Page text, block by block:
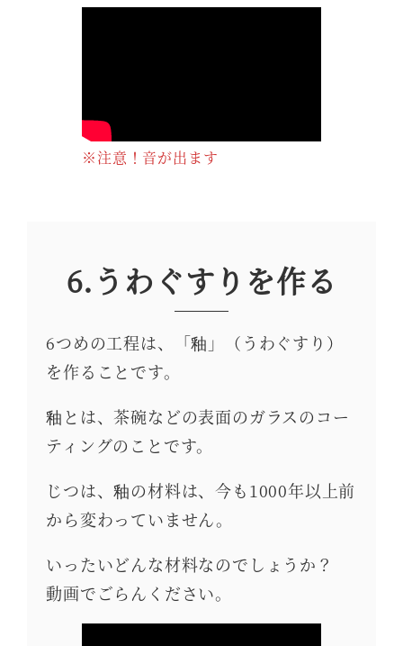
※注意！音が出ます
6.うわぐすりを作る
6つめの工程は、「釉」（うわぐすり）
を作ることです。
釉とは、茶碗などの表面のガラスのコー
ティングのことです。
じつは、釉の材料は、今も1000年以上前
から変わっていません。
いったいどんな材料なのでしょうか？
動画でごらんください。